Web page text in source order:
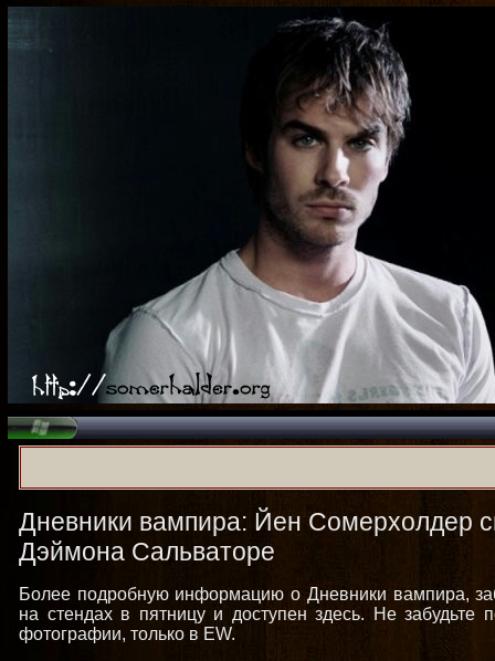
Дневники вампира: Йен Сомерхолдер
Дэймона Сальваторе
Более подробную информацию о Дневники вампира,
на стендах в пятницу и доступен здесь. Не забудьте
фотографии, только в EW.